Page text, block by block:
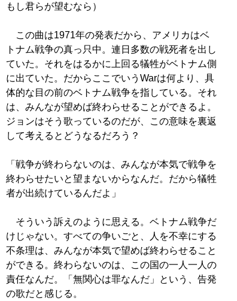
もし君らが望むなら）
この曲は1971年の発表だから、アメリカはベ
トナム戦争の真っ只中。連日多数の戦死者を出し
ていた。それをはるかに上回る犠牲がベトナム側
に出ていた。だからここでいうWarは何より、具
体的な目の前のベトナム戦争を指している。それ
は、みんなが望めば終わらせることができるよ。
ジョンはそう歌っているのだが、この意味を裏返
して考えるとどうなるだろう？
「戦争が終わらないのは、みんなが本気で戦争を
終わらせたいと望まないからなんだ。だから犠牲
者が出続けているんだよ」
そういう訴えのように思える。ベトナム戦争だ
けじゃない。すべての争いごと、人を不幸にする
不条理は、みんなが本気で望めば終わらせること
ができる。終わらないのは、この国の一人一人の
責任なんだ。「無関心は罪なんだ」という、告発
の歌だと感じる。